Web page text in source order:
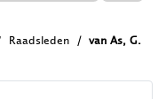
Raadsleden van As, G.